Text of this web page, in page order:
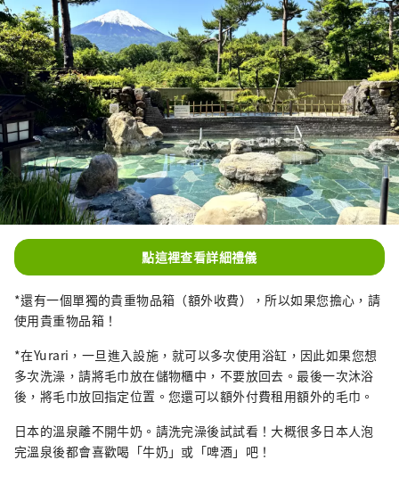
點這裡查看詳細禮儀
*還有一個單獨的貴重物品箱（額外收費），所以如果您擔心，請
使用貴重物品箱！
*在Yurari，一旦進入設施，就可以多次使用浴缸，因此如果您想
多次洗澡，請將毛巾放在儲物櫃中，不要放回去。最後一次沐浴
後，將毛巾放回指定位置。您還可以額外付費租用額外的毛巾。
日本的溫泉離不開牛奶。請洗完澡後試試看！大概很多日本人泡
完溫泉後都會喜歡喝「牛奶」或​​「啤酒」吧！